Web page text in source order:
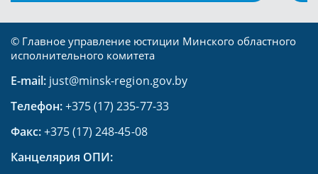
© Главное управление юстиции Минского областного
исполнительного комитета
E-mail: just@minsk-region.gov.by
Телефон:+375 (17) 235-77-33
Факс:+375 (17) 248-45-08
Канцелярия ОПИ: